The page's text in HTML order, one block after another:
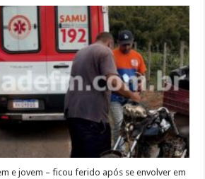
ferido
após
sofrer
queda
na
RJ
214,
Varre-
Sai
e jovem – ficou ferido após se envolver em